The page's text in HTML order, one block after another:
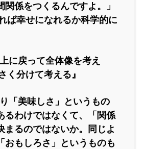
関係をつくるんですよ。」
ば幸せになれるか科学的に
に戻って全体像を考え
く分けて考える』
「美味しさ」というもの
るわけではなくて、「関係
まるのではないか。同じよ
おもしろさ」というものも